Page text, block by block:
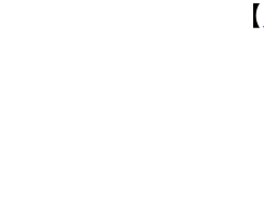
【